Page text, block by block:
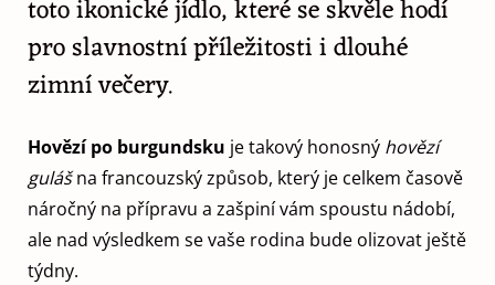
toto ikonické jídlo, které se skvěle hodí
pro slavnostní příležitosti i dlouhé
zimní večery.
Hovězí po burgundsku je takový honosný hovězí
gulášna francouzský způsob, který je celkem časově
náročný na přípravu a zašpiní vám spoustu nádobí,
ale nad výsledkem se vaše rodina bude olizovat ještě
týdny.